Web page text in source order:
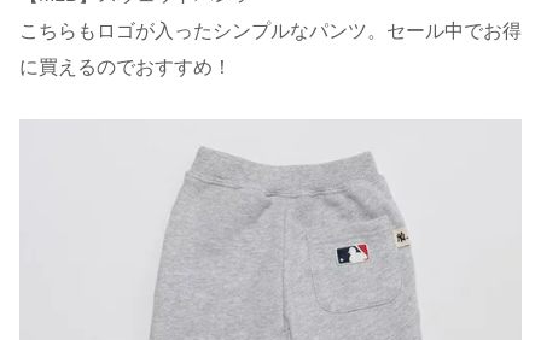
こちらもロゴが入ったシンプルなパンツ。セール中でお得
に買えるのでおすすめ！